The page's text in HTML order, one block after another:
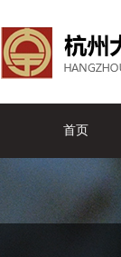
首页